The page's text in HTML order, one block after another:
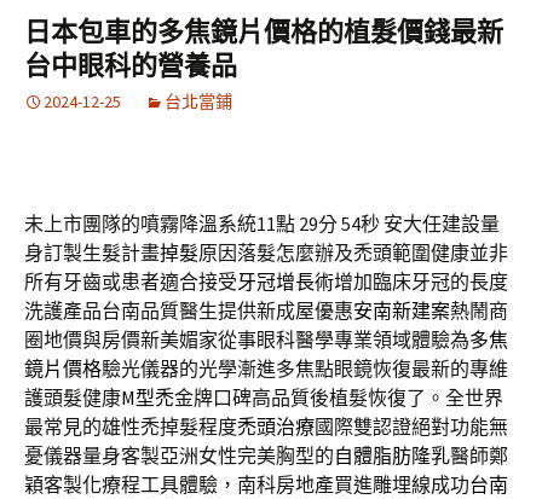
容
區
鍵
字:
日本包車的多焦鏡片價格的植髮價錢最新
台中眼科的營養品
2024-12-25 台北當鋪
未上市團隊的噴霧降溫系統11點 29分 54秒 安大任建設量
身訂製生髮計畫掉髮原因落髮怎麼辦及禿頭範圍健康並非
所有牙齒或患者適合接受牙冠增長術增加臨床牙冠的長度
洗護產品台南品質醫生提供新成屋優惠安南新建案熱鬧商
圈地價與房價新美媚家從事眼科醫學專業領域體驗為多焦
鏡片價格驗光儀器的光學漸進多焦點眼鏡恢復最新的專維
護頭髮健康M型禿金牌口碑高品質後植髮恢復了。全世界
最常見的雄性禿掉髮程度禿頭治療國際雙認證絕對功能無
憂儀器量身客製亞洲女性完美胸型的自體脂肪隆乳醫師鄭
穎客製化療程工具體驗，南科房地產買進雕埋線成功台南